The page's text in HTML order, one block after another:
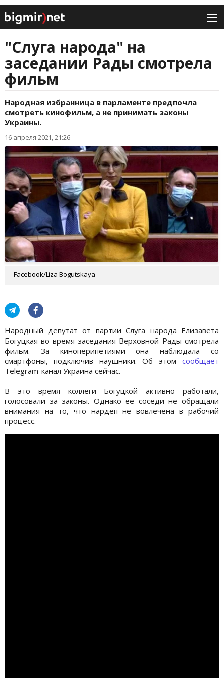
"Слуга народа" на
заседании Рады смотрела
фильм
Народная избранница в парламенте предпочла
смотреть кинофильм, а не принимать законы
Украины.
16 апреля 2021, 21:26
Facebook/Liza Bogutskaya
Народный депутат от партии Слуга народа Елизавета
Богуцкая во время заседания Верховной Рады смотрела
фильм. За киноперипетиями она наблюдала со
смартфоны, подключив наушники. Об этом сообщает
Telegram-канал Украина сейчас.
В это время коллеги Богуцкой активно работали,
голосовали за законы. Однако ее соседи не обращали
внимания на то, что нардеп не вовлечена в рабочий
процесс.